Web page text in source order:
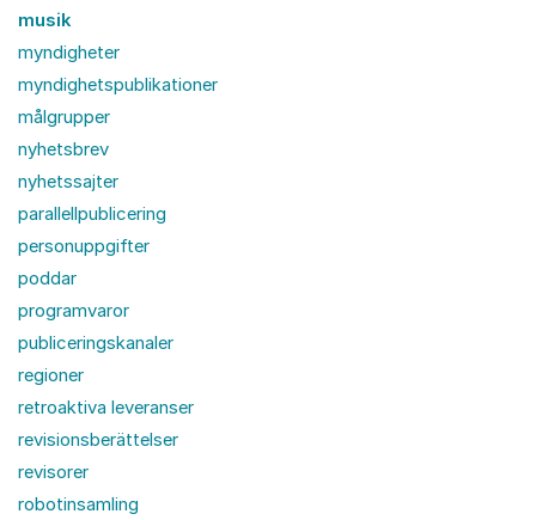
musik
myndigheter
myndighetspublikationer
målgrupper
nyhetsbrev
nyhetssajter
parallellpublicering
personuppgifter
poddar
programvaror
publiceringskanaler
regioner
retroaktiva leveranser
revisionsberättelser
revisorer
robotinsamling